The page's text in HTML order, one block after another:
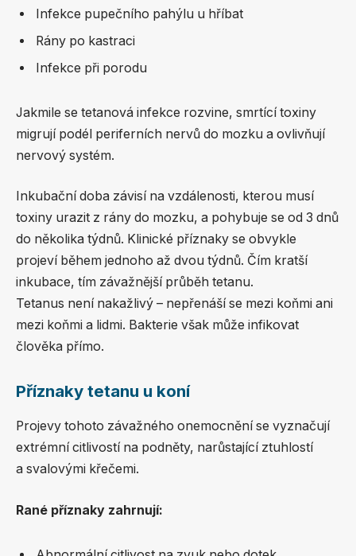
Infekce pupečního pahýlu u hříbat
Rány po kastraci
Infekce při porodu
Jakmile se tetanová infekce rozvine, smrtící toxiny
migrují podél periferních nervů do mozku a ovlivňují
nervový systém.
Inkubační doba závisí na vzdálenosti, kterou musí
toxiny urazit z rány do mozku, a pohybuje se od 3 dnů
do několika týdnů. Klinické příznaky se obvykle
projeví během jednoho až dvou týdnů. Čím kratší
inkubace, tím závažnější průběh tetanu.
Tetanus není nakažlivý – nepřenáší se mezi koňmi ani
mezi koňmi a lidmi. Bakterie však může infikovat
člověka přímo.
Příznaky tetanu u koní
Projevy tohoto závažného onemocnění se vyznačují
extrémní citlivostí na podněty, narůstající ztuhlostí
a svalovými křečemi.
Rané příznaky zahrnují: